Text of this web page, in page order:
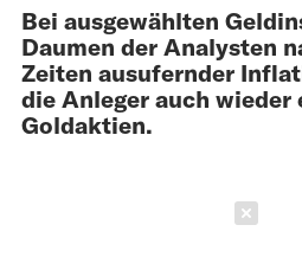
Bei ausgewählten
Daumen der Analysten
Zeiten ausufernder
die Anleger auch
Goldaktien.